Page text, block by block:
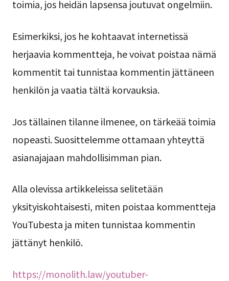
toimia, jos heidän lapsensa joutuvat ongelmiin.
Esimerkiksi, jos he kohtaavat internetissä
herjaavia kommentteja, he voivat poistaa nämä
kommentit tai tunnistaa kommentin jättäneen
henkilön ja vaatia tältä korvauksia.
Jos tällainen tilanne ilmenee, on tärkeää toimia
nopeasti. Suosittelemme ottamaan yhteyttä
asianajajaan mahdollisimman pian.
Alla olevissa artikkeleissa selitetään
yksityiskohtaisesti, miten poistaa kommentteja
YouTubesta ja miten tunnistaa kommentin
jättänyt henkilö.
https://monolith.law/youtuber-